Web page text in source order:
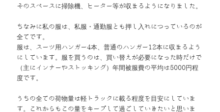
そのスペースに掃除機、ヒーター等が収まるようになりました。
ちなみに私の服は、私服・通勤服とも押し入れにつっているのが
全てです。
服は、スーツ用ハンガー4本、普通のハンガー12本に収まるよう
にしています。服を買うのは、買い替えが必要になった時だけで
（主にインナーやストッキング）年間被服費の平均は5000円程
度です。
うちの全ての荷物量は軽トラックに載る程度を目安にしていま
す。これからもこの量をキープして過ごしていきたいと思いま